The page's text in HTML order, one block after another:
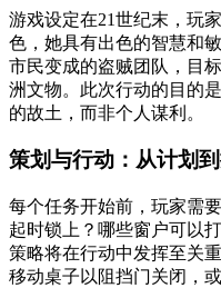
游戏设定在21世纪末，玩
色，她具有出色的智慧和
市民变成的盗贼团队，目
洲文物。此次行动的目的
的故土，而非个人谋利。
策划与行动：从计划
每个任务开始前，玩家需
起时锁上？哪些窗户可以
策略将在行动中发挥至关
移动桌子以阻挡门关闭，